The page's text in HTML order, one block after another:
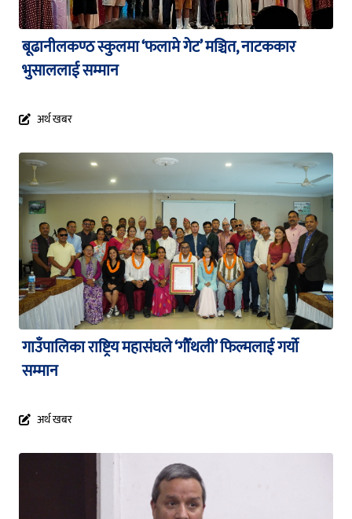
बूढानीलकण्ठ स्कुलमा ‘फलामे गेट’ मञ्चित, नाटककार
भुसाललाई सम्मान
अर्थ खबर
गाउँपालिका राष्ट्रिय महासंघले ‘गौँथली’ फिल्मलाई गर्याे
सम्मान
अर्थ खबर